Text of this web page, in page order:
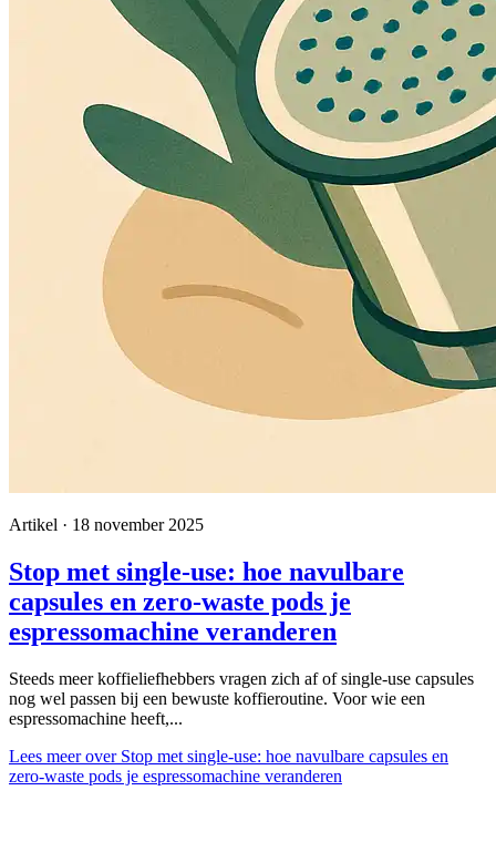
Artikel · 18 november 2025
Stop met single-use: hoe navulbare
capsules en zero-waste pods je
espressomachine veranderen
Steeds meer koffieliefhebbers vragen zich af of single-use capsules
nog wel passen bij een bewuste koffieroutine. Voor wie een
espressomachine heeft,...
Lees meerover Stop met single-use: hoe navulbare capsules en
zero-waste pods je espressomachine veranderen